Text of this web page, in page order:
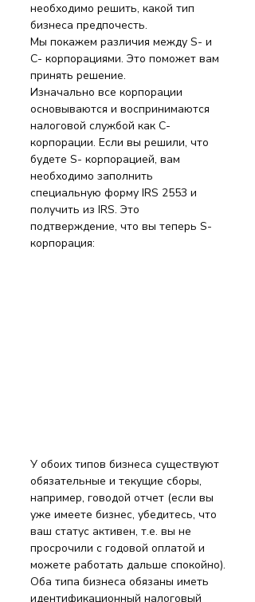
необходимо решить, какой тип
бизнеса предпочесть.
Мы покажем различия между S- и
C- корпорациями. Это поможет вам
принять решение.
Изначально все корпорации
основываются и воспринимаются
налоговой службой как C-
корпорации. Если вы решили, что
будете S- корпорацией, вам
необходимо заполнить
специальную форму IRS 2553 и
получить из IRS. Это
подтверждение, что вы теперь S-
корпорация:
У обоих типов бизнеса существуют
обязательные и текущие сборы,
например, говодой отчет (если вы
уже имеете бизнес, убедитесь, что
ваш статус активен, т.е. вы не
просрочили с годовой оплатой и
можете работать дальше спокойно).
Оба типа бизнеса обязаны иметь
идентификационный налоговый